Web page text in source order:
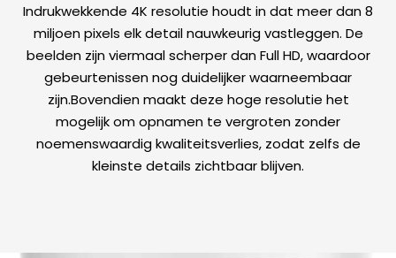
Indrukwekkende 4K resolutie houdt in dat meer dan 8
miljoen pixels elk detail nauwkeurig vastleggen. De
beelden zijn viermaal scherper dan Full HD, waardoor
gebeurtenissen nog duidelijker waarneembaar
zijn.Bovendien maakt deze hoge resolutie het
mogelijk om opnamen te vergroten zonder
noemenswaardig kwaliteitsverlies, zodat zelfs de
kleinste details zichtbaar blijven.